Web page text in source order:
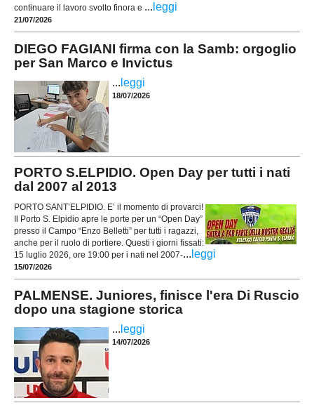
continuare il lavoro svolto finora e ... leggi
21/07/2026
DIEGO FAGIANI firma con la Samb: orgoglio
per San Marco e Invictus
... leggi
18/07/2026
PORTO S.ELPIDIO. Open Day per tutti i nati
dal 2007 al 2013
PORTO SANT’ELPIDIO. E’ il momento di provarci!
Il Porto S. Elpidio apre le porte per un “Open Day”
presso il Campo “Enzo Belletti” per tutti i ragazzi,
anche per il ruolo di portiere. Questi i giorni fissati:
15 luglio 2026, ore 19:00 per i nati nel 2007-... leggi
15/07/2026
PALMENSE. Juniores, finisce l'era Di Ruscio
dopo una stagione storica
... leggi
14/07/2026